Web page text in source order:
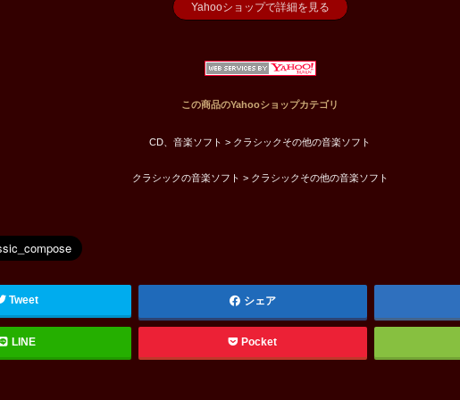
Yahooショップで詳細を見る
この商品のYahooショップカテゴリ
CD、音楽ソフト > クラシックその他の音楽ソフト
クラシックの音楽ソフト > クラシックその他の音楽ソフト
Tweet シェア
LINE Pocket